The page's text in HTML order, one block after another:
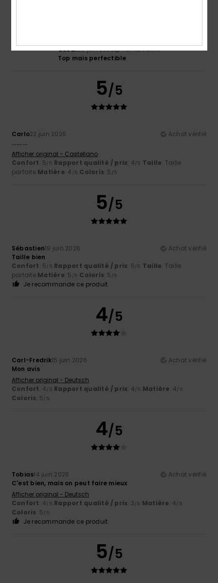
Oscar28 juin 2026
Achat vérifié
Top mais perfectible
5/5
Carlo22 juin 2026
Achat vérifié
..........
Afficher original - Castellano
Confort: 5/5 Rapport qualité / prix: 4/5 Taille: Taille
parfaite Matière: 4 /5 Coloris: 5 /5
5/5
Sébastien19 juin 2026
Achat vérifié
Taille bien
Confort: 5/5 Rapport qualité / prix: 5/5 Taille: Taille
parfaite Matière: 5 /5 Coloris: 5 /5
Je recommande ce produit
4/5
Carl-Fredrik15 juin 2026
Achat vérifié
Mon avis
Afficher original - Deutsch
Confort: 4/5 Rapport qualité / prix: 4/5 Matière: 4/5
Coloris: 5/5
4/5
Tobias14 juin 2026
Achat vérifié
C'est bien, mais on peut faire mieux
Afficher original - Deutsch
Confort: 4/5 Rapport qualité / prix: 3/5 Matière: 4/5
Coloris: 5/5
Je recommande ce produit
5/5